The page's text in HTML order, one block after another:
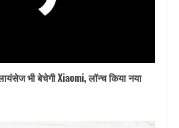
भी बेचेगी Xiaomi, लॉन्च किया नया